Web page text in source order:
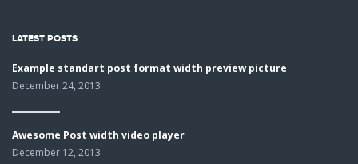
LATEST POSTS
Example standart post format width preview picture
December 24, 2013
Awesome Post width video player
December 12, 2013